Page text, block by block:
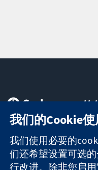
可信任的证据
知情决定
更完善的医疗健
康
11-
我们的Cookie使
我们使用必要的
们还希望设置可选
行改进。除非您启